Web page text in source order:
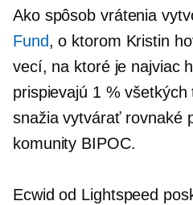
Ako spôsob vrátenia
Fund, o ktorom Kristin
vecí, na ktoré je najviac
prispievajú 1 %
snažia vytvárať rovnaké
komunity BIPOC.
Ecwid od Lightspeed